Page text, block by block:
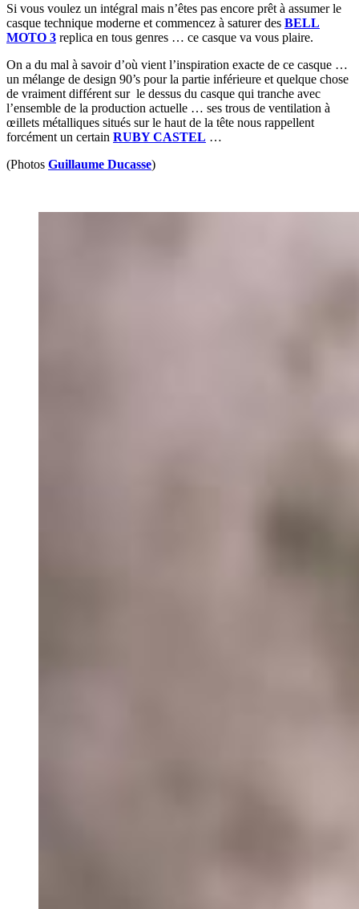
Si vous voulez un intégral mais n’êtes pas encore prêt à assumer le
casque technique moderne et commencez à saturer des BELL
MOTO 3 replica en tous genres … ce casque va vous plaire.
On a du mal à savoir d’où vient l’inspiration exacte de ce casque …
un mélange de design 90’s pour la partie inférieure et quelque chose
de vraiment différent sur le dessus du casque qui tranche avec
l’ensemble de la production actuelle … ses trous de ventilation à
œillets métalliques situés sur le haut de la tête nous rappellent
forcément un certain RUBY CASTEL …
(Photos Guillaume Ducasse)